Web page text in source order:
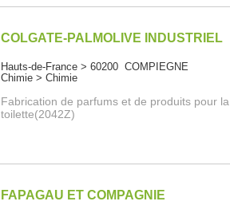
COLGATE-PALMOLIVE INDUSTRIEL
Hauts-de-France > 60200 COMPIEGNE
Chimie > Chimie
Fabrication de parfums et de produits pour la
toilette(2042Z)
FAPAGAU ET COMPAGNIE